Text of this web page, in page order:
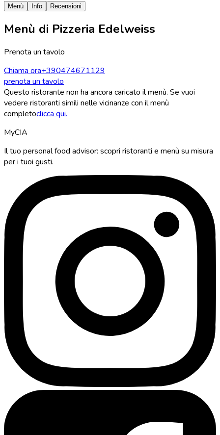
Menù Info Recensioni
Menù di Pizzeria Edelweiss
Prenota un tavolo
Chiama ora+390474671129
prenota un tavolo
Questo ristorante non ha ancora caricato il menù. Se vuoi
vedere ristoranti simili nelle vicinanze con il menù
completoclicca qui.
MyCIA
Il tuo personal food advisor: scopri ristoranti e menù su misura
per i tuoi gusti.